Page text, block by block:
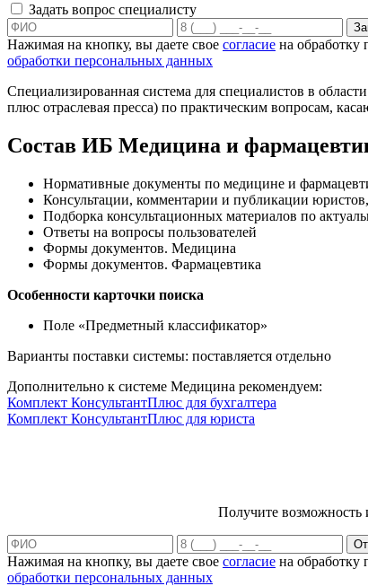
Задать вопрос специалисту
Нажимая на кнопку, вы даете свое согласие на обработку
обработки персональных данных
Специализированная система для специалистов в
плюс отраслевая пресса) по практическим вопросам,
Состав ИБ Медицина и
Нормативные документы по медицине и
Консультации, комментарии и публикации
Подборка консультационных материалов по
Ответы на вопросы пользователей
Формы документов. Медицина
Формы документов. Фармацевтика
Особенности карточки поиска
Поле «Предметный классификатор»
Варианты поставки системы: поставляется отдельно
Дополнительно к системе Медицина рекомендуем:
Комплект КонсультантПлюс для бухгалтера
Комплект КонсультантПлюс для юриста
Получите возможность
Нажимая на кнопку, вы даете свое согласие на обработку
обработки персональных данных